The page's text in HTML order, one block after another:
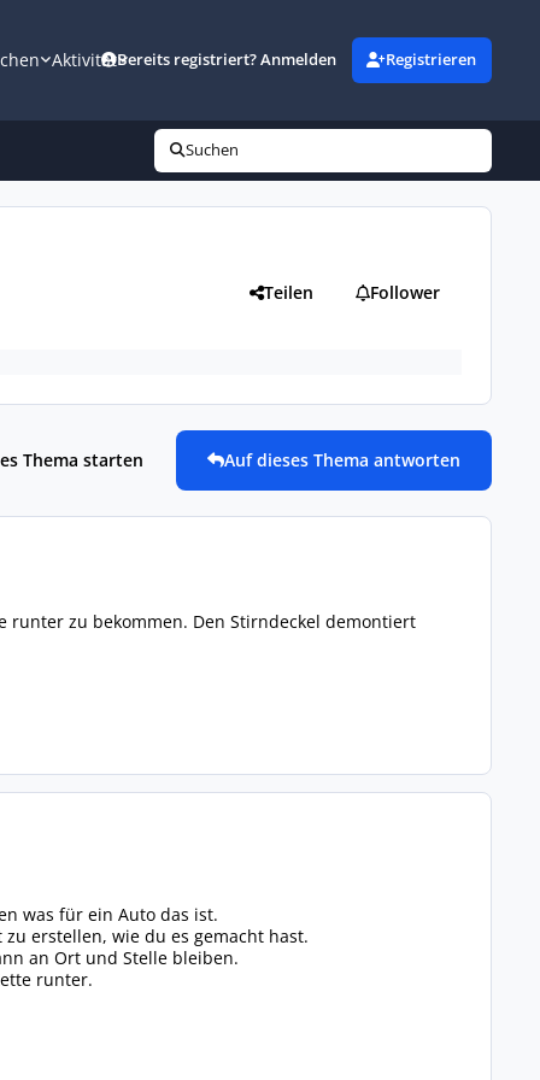
AktivitätBereits registriert? Anmelden Registrieren
Suchen
Teilen Follower
Thema starten Auf dieses Thema antworten
runter zu bekommen. Den Stirndeckel demontiert
was für ein Auto das ist.
erstellen, wie du es gemacht hast.
an Ort und Stelle bleiben.
runter.